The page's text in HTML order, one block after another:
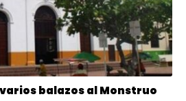
balazos al Monstruo